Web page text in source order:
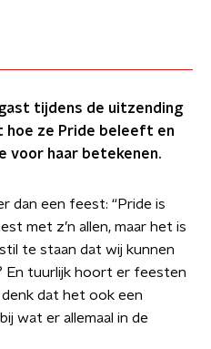
tijdens de uitzending
ze Pride beleeft en
voor haar betekenen.
dan een feest: “Pride is
met z’n allen, maar het is
te staan dat wij kunnen
En tuurlijk hoort er feesten
denk dat het ook een
wat er allemaal in de